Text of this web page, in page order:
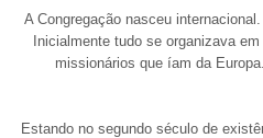
A Congregação nasceu
Inicialmente tudo se organizava
missionários que íam da
Estando no segundo século de